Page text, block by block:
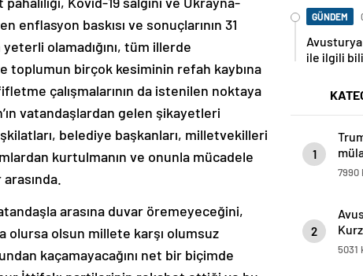
enflasyon baskısı ve sonuçlarının 31
olamadığını, tüm illerde
toplumun birçok kesiminin refah kaybına
çalışmalarının da istenilen noktaya
vatandaşlardan gelen şikayetleri
belediye başkanları, milletvekilleri
kurtulmanın ve onunla mücadele
arasına duvar öremeyeceğini,
olursa olsun millete karşı olumsuz
kaçamayacağını net bir biçimde
GÜNDEM
ile ilgili
1
7990
2
5031